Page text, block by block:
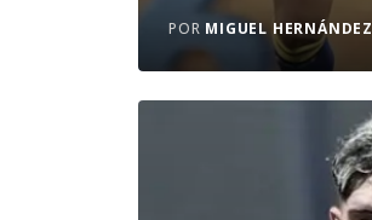
POR MIGUEL HERNÁNDEZ